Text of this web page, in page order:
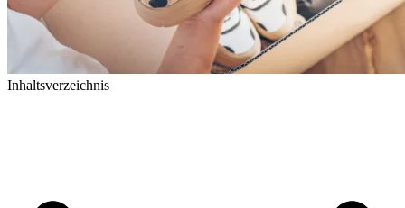
Inhaltsverzeichnis